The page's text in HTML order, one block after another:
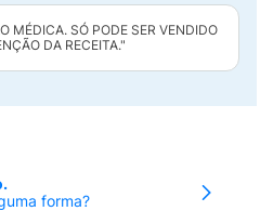
MÉDICA. SÓ PODE SER VENDIDO
DA RECEITA."
forma?